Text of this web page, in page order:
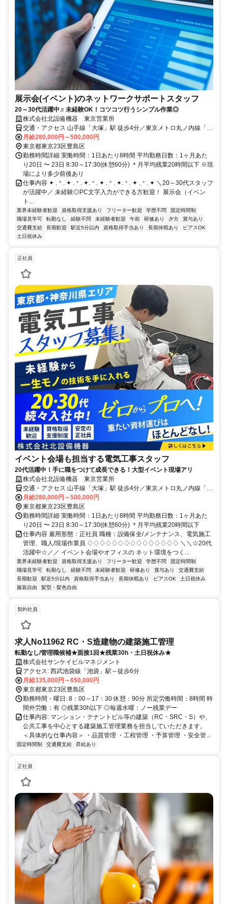
展示会(イベント)のネットワークサポートスタッフ
20～30代活躍中♬未経験OK！コツコツ行うシンプル作業◎
株式会社北設備機器 東京営業所
交通・アクセス 山手線「大塚」駅 徒歩4分／東京メトロ丸ノ内線「新
大塚」駅 徒歩4分／東京メトロ有楽町線「東池袋」駅 徒歩14分直行
直帰可（現場による）
月給280,000円～500,000円
東京都東京23区豊島区
勤務時間詳細 実働時間：1日あたり8時間 平均勤務日数：1ヶ月あた
り20日 〜 23日 8:30～17:30(休憩60分) ＊月平均残業20時間以下 ※現
場により多少前後あり
仕事内容 ✦ . ⁺ . ✦ . ⁺ . ✦. ⁺ . ✦ . ⁺ . ✦. ⁺ . ✦ . ⁺ . ✦ ＼20～30代スタッフ
が活躍中／ 未経験◎PC文字入力ができる方歓迎！ 展示会（イベン
ト...
業界未経験者歓迎 資格取得支援あり フリーター歓迎 学歴不問
固定時間制
職場見学可
転勤なし 経験不問 未経験者歓迎 午前 研修あり 夕方
賞与あり
交通費支給
長期歓迎 駅近5分以内 資格取得手当あり 長期休暇あり
ピアスOK
土日祝休み
正社員
イベント会場も担当する電気工事スタッフ
20代活躍中！手に職をつけて成長できる！大型イベント現場アリ
株式会社北設備機器 東京営業所
交通・アクセス 山手線「大塚」駅 徒歩4分／東京メトロ丸ノ内線「新
大塚」駅 徒歩4分／東京メトロ有楽町線「東池袋」駅 徒歩14分直行
直帰可（現場による）
月給280,000円～500,000円
東京都東京23区豊島区
勤務時間詳細 実働時間：1日あたり8時間 平均勤務日数：1ヶ月あた
り20日 〜 23日 8:30～17:30(休憩60分) ＊月平均残業20時間以下
仕事内容 雇用形態：正社員 職種：設備保全/メンテナンス、電気施工
管理、職人/現場作業員 ♢♢♢♢♢♢♢♢♢♢♢♢♢♢♢ ＼＼☆20代
活躍中☆／／ イベント会場やオフィスの ネット環境をつく...
業界未経験者歓迎 資格取得支援あり フリーター歓迎 学歴不問
固定時間制
職場見学可
転勤なし 経験不問 未経験者歓迎 研修あり 賞与あり
交通費支給
長期歓迎
駅近5分以内 資格取得手当あり 長期休暇あり ピアスOK
土日祝休み
服装自由
髪型・髪色自由
契約社員
求人No11962 RC・S造建物の建築施工管理
転勤なし/管理職候補★面接1回★残業30h・土日祝休み★
株式会社サンケイビルマネジメント
アクセス: 西武池袋線「池袋」駅～徒歩6分
月給335,000円～650,000円
東京都東京23区豊島区
勤務時間・曜日: 8：00～17：30 休憩：90分 所定労働時間：8時間 時
間外労働：有 ◎残業30h以下 ◎毎週水曜：ノー残業デー
仕事内容: マンション・テナントビル等の建築（RC・SRC・S）や、
公共工事を中心とする建築施工管理業務を担当していただきます。
＜具体的な仕事内容＞ ・品質管理 ・工程管理 ・予算管理 ・安全管...
固定時間制 交通費支給 昇給あり
正社員